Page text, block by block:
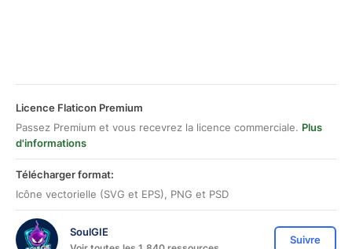
Licence Flaticon Premium
Passez Premium et vous recevrez la licence commerciale. Plus
d'informations
Télécharger format:
Icône vectorielle (SVG et EPS), PNG et PSD
SoulGIE
Suivre